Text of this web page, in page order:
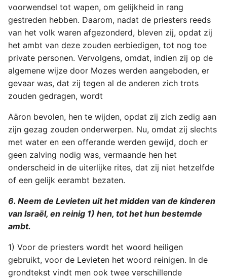
voorwendsel tot wapen, om gelijkheid in rang
gestreden hebben. Daarom, nadat de priesters reeds
van het volk waren afgezonderd, bleven zij, opdat zij
het ambt van deze zouden eerbiedigen, tot nog toe
private personen. Vervolgens, omdat, indien zij op de
algemene wijze door Mozes werden aangeboden, er
gevaar was, dat zij tegen al de anderen zich trots
zouden gedragen, wordt
Aäron bevolen, hen te wijden, opdat zij zich zedig aan
zijn gezag zouden onderwerpen. Nu, omdat zij slechts
met water en een offerande werden gewijd, doch er
geen zalving nodig was, vermaande hen het
onderscheid in de uiterlijke rites, dat zij niet hetzelfde
of een gelijk eerambt bezaten.
6. Neem de Levieten uit het midden van de kinderen
van Israël, en reinig 1) hen, tot het hun bestemde
ambt.
1) Voor de priesters wordt het woord heiligen
gebruikt, voor de Levieten het woord reinigen. In de
grondtekst vindt men ook twee verschillende